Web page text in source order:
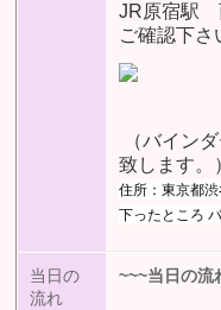
JR原宿駅
ご確認下さ
（バイン
致します。
住所：東京都
下ったところ
当日の
流れ
~~~当日の流